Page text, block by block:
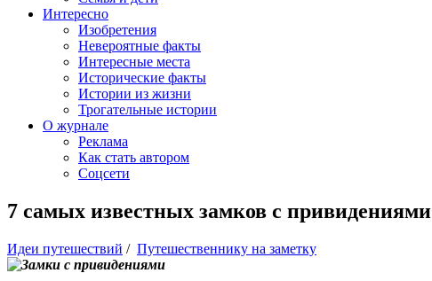
Интересно
Изобретения
Невероятные факты
Интересные места
Исторические факты
Истории из жизни
Трогательные истории
О журнале
Реклама
Как стать автором
Соцсети
7 самых известных замков с привидениями
Идеи путешествий / Путешественнику на заметку